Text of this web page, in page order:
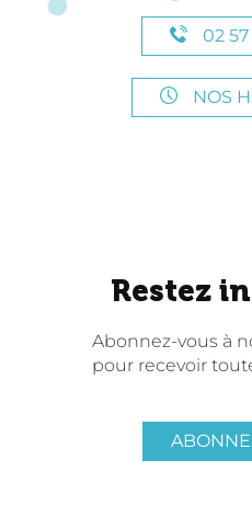
02 57
NOS
Restez
Abonnez-vous à
pour recevoir